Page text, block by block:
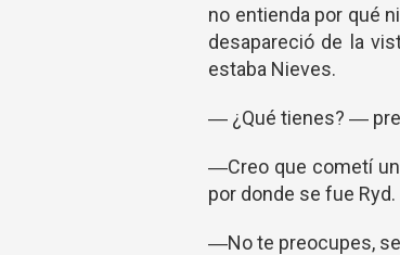
no entienda por qué
desapareció de la
estaba Nieves.
― ¿Qué tienes? ―
―Creo que cometí
por donde se fue Ryd.
―No te preocupes,